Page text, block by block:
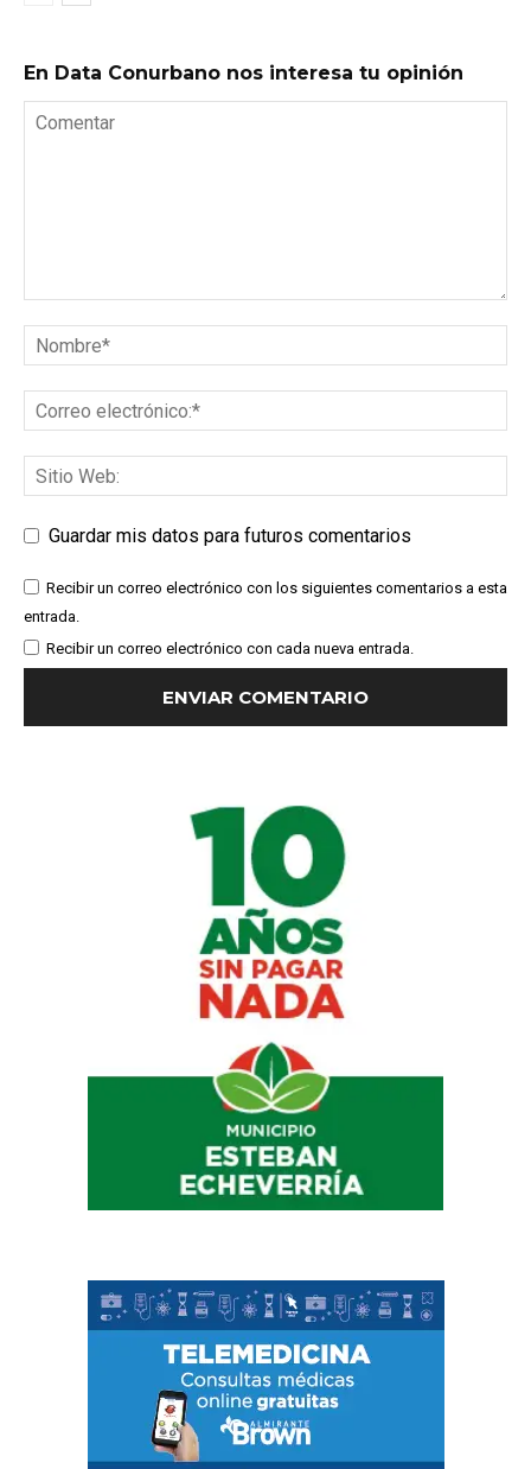
En Data Conurbano nos interesa tu opinión
Guardar mis datos para futuros comentarios
Recibir un correo electrónico con los siguientes comentarios a esta
entrada.
Recibir un correo electrónico con cada nueva entrada.